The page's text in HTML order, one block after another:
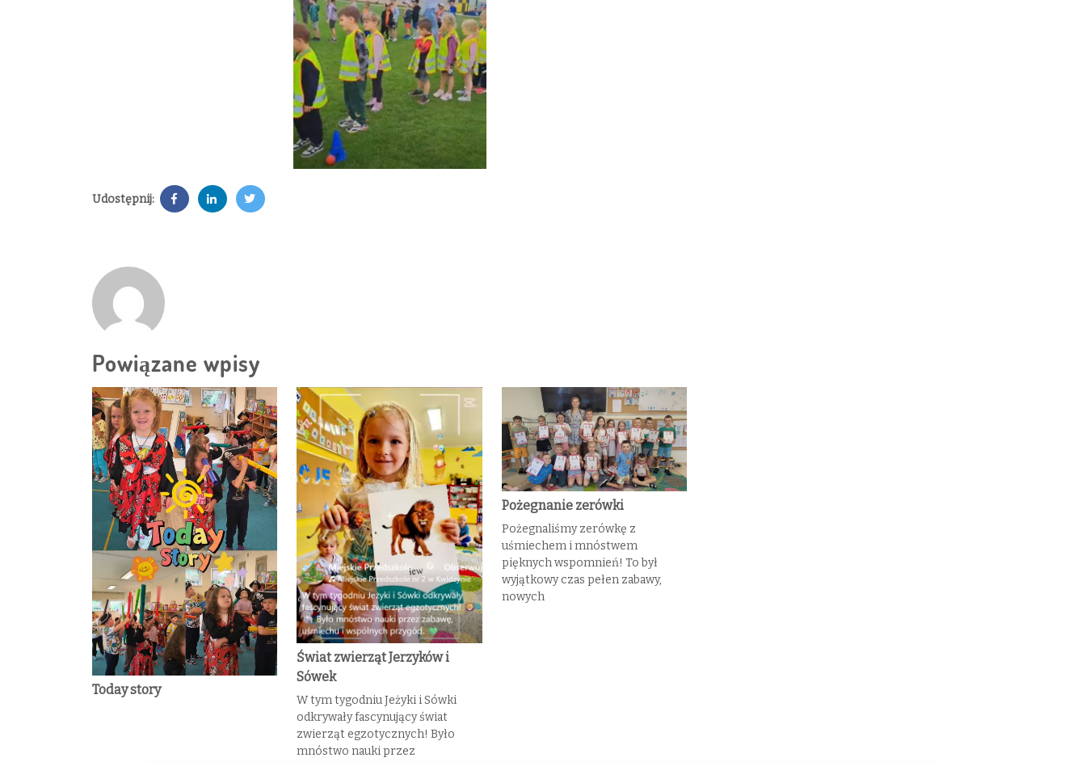
Udostępnij:
Powiązane wpisy
Today story
Świat zwierząt Jerzyków i
Sówek
W tym tygodniu Jeżyki i Sówki
odkrywały fascynujący świat
zwierząt egzotycznych! Było
mnóstwo nauki przez
Pożegnanie zerówki
Pożegnaliśmy zerówkę z
uśmiechem i mnóstwem
pięknych wspomnień! To był
wyjątkowy czas pełen zabawy,
nowych